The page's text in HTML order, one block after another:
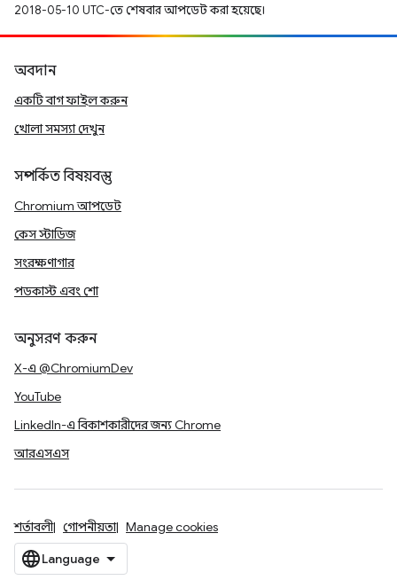
2018-05-10 UTC-তে শেষবার আপডেট করা হয়েছে।
অবদান
একটি বাগ ফাইল করুন
খোলা সমস্যা দেখুন
সম্পর্কিত বিষয়বস্তু
Chromium আপডেট
কেস স্টাডিজ
সংরক্ষণাগার
পডকাস্ট এবং শো
অনুসরণ করুন
X-এ @ChromiumDev
YouTube
LinkedIn-এ বিকাশকারীদের জন্য Chrome
আরএসএস
শর্তাবলী গোপনীয়তা Manage cookies